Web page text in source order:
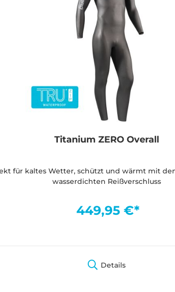
Titanium ZERO Overall
für kaltes Wetter, schützt und wärmt mit
wasserdichten Reißverschluss
449,95 €*
Details